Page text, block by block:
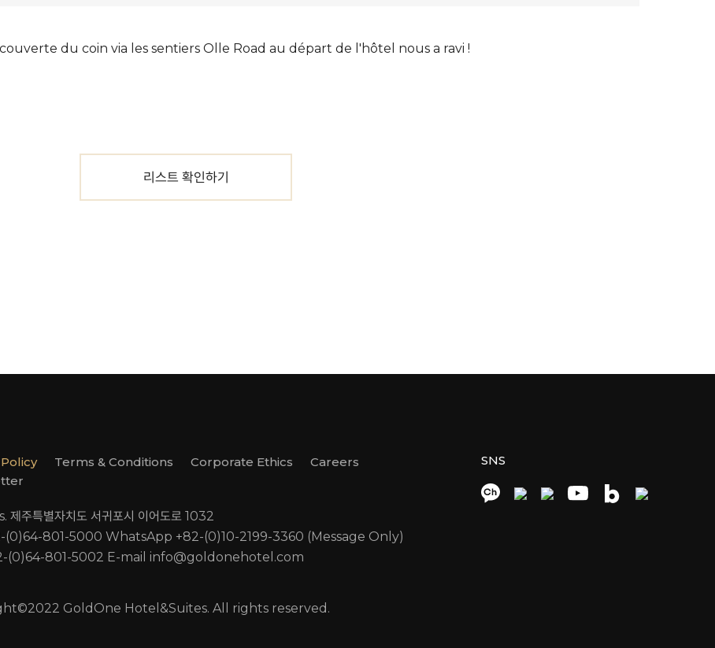
du coin via les sentiers Olle Road au départ de l'hôtel nous a ravi !
리스트 확인하기
Terms & Conditions Corporate Ethics
Careers
제주특별자치도 서귀포시 이어도로 1032
(0)64-801-5000 WhatsApp +82-(0)10-2199-3360 (Message Only)
(0)64-801-5002 E-mail info@goldonehotel.com
GoldOne Hotel&Suites. All rights reserved.
SNS